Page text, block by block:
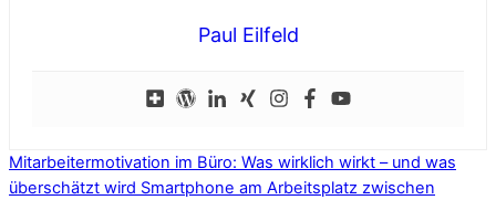
Paul Eilfeld
Mitarbeitermotivation im Büro: Was wirklich wirkt – und was
überschätzt wird Smartphone am Arbeitsplatz zwischen